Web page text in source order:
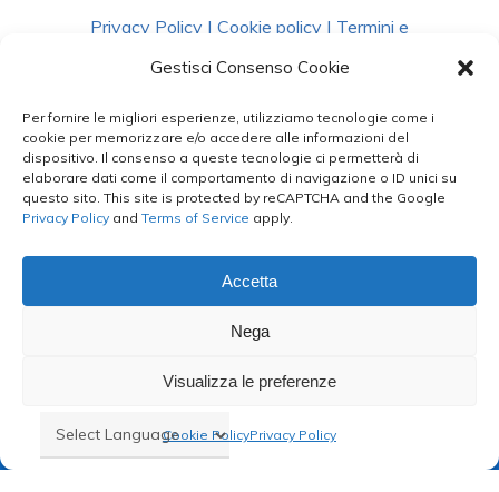
Gestisci Consenso Cookie
Per fornire le migliori esperienze, utilizziamo tecnologie come i
cookie per memorizzare e/o accedere alle informazioni del
dispositivo. Il consenso a queste tecnologie ci permetterà di
elaborare dati come il comportamento di navigazione o ID unici su
questo sito. This site is protected by reCAPTCHA and the Google
Privacy Policy and Terms of Service apply.
Accetta
Nega
Visualizza le preferenze
Cookie PolicyPrivacy Policy
Privacy Policy | Cookie policy | Termini e
Condizioni|Richiedi Dati
facebook instagram whatsappphone
email
Le Bontà del Capo ©